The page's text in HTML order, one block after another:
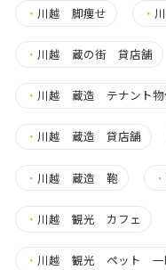
・ 川越 脚痩せ ・
・ 川越 蔵の街 貸店舗
・ 川越 蔵造 テナント物
・ 川越 蔵造 貸店舗
・ 川越 蔵造 鞄 ・
・ 川越 観光 カフェ
・ 川越 観光 ペット 一